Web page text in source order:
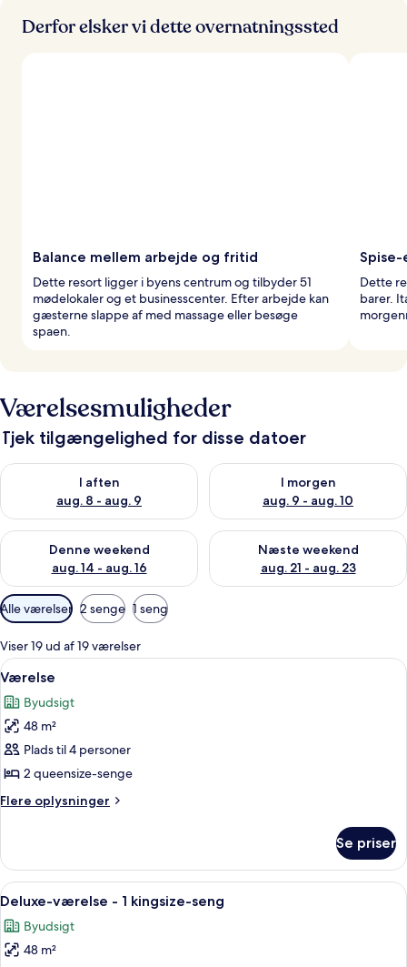
Derfor elsker vi dette overnatningssted
Balance mellem arbejde og fritid
Dette resort ligger i byens centrum og tilbyder 51
mødelokaler og et businesscenter. Efter arbejde kan
gæsterne slappe af med massage eller besøge
spaen.
Spise-
Dette
barer.
Værelsesmuligheder
Tjek tilgængelighed for disse datoer
I aften
aug. 8 - aug. 9
Tjek tilgængelighed for i aften aug. 8 - aug. 9
I morgen
aug. 9 - aug. 10
Tjek tilgængelighed for i
Denne weekend
aug. 14 - aug. 16
Tjek tilgængelighed for denne weekend aug. 14 - aug. 16
Næste weekend
aug. 21 - aug. 23
Tjek tilgængelighed for næste
Tilgængelige
filtre
for
værelser
Alle værelser 2 senge 1 seng
Viser 19 ud af 19 værelser
Indlæs
alle
billeder
af
Værelse
Værelse | 1 soveværelse, premium-
7
Værelse
Byudsigt
48 m²
Plads til 4 personer
2 queensize-senge
Flere oplysninger
Flere
Se priser
Indlæs
alle
billeder
af
Et hotelværelse med en stor seng,
7
Deluxe-værelse - 1 kingsize-seng
Byudsigt
48 m²